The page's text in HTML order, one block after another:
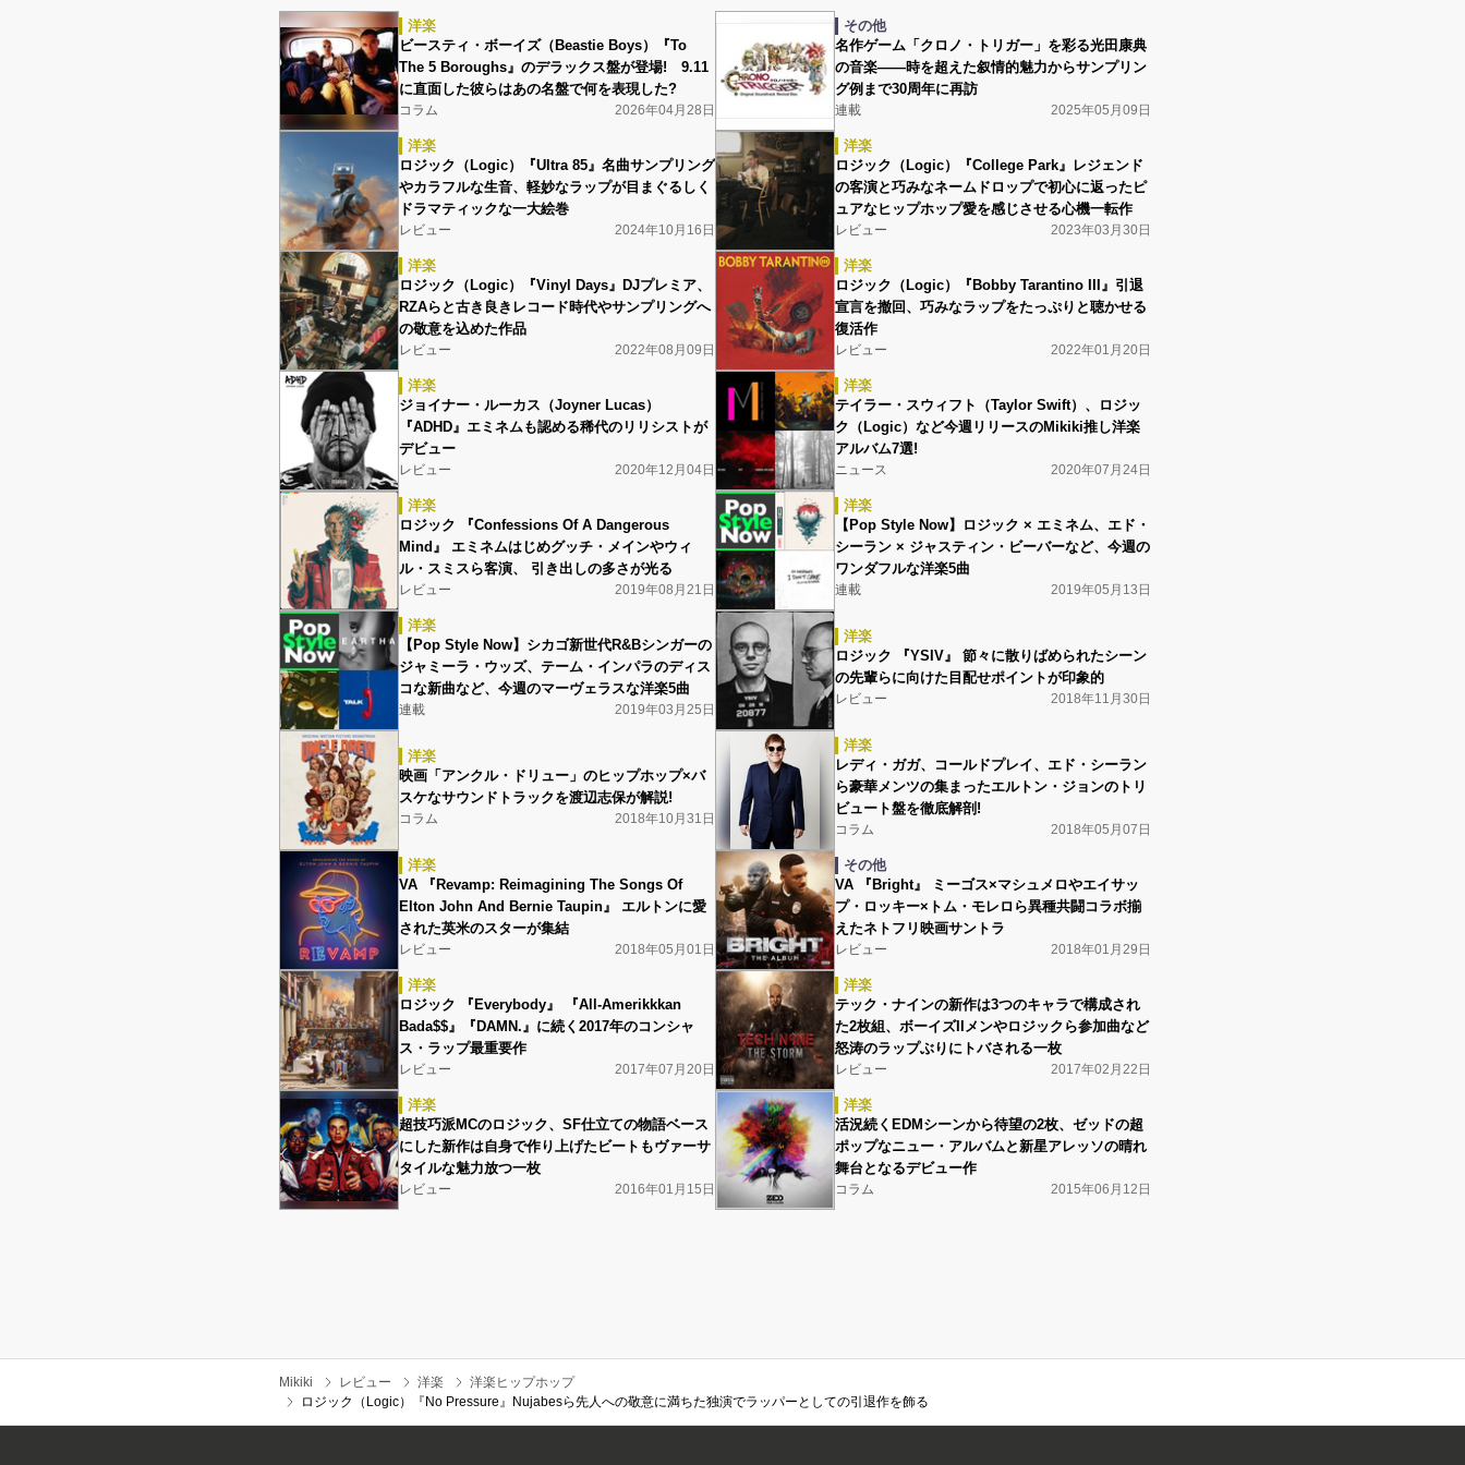
洋楽
ビースティ・ボーイズ（Beastie Boys）『To
The 5 Boroughs』のデラックス盤が登場! 9.11
に直面した彼らはあの名盤で何を表現した?
コラム 2026年04月28日
その他
名作ゲーム「クロノ・トリガー」を彩る光田康典
の音楽――時を超えた叙情的魅力からサンプリン
グ例まで30周年に再訪
連載 2025年05月09日
洋楽
ロジック（Logic）『Ultra 85』名曲サンプリング
やカラフルな生音、軽妙なラップが目まぐるしく
ドラマティックな一大絵巻
レビュー 2024年10月16日
洋楽
ロジック（Logic）『College Park』レジェンド
の客演と巧みなネームドロップで初心に返ったピ
ュアなヒップホップ愛を感じさせる心機一転作
レビュー 2023年03月30日
洋楽
ロジック（Logic）『Vinyl Days』DJプレミア、
RZAらと古き良きレコード時代やサンプリングへ
の敬意を込めた作品
レビュー 2022年08月09日
洋楽
ロジック（Logic）『Bobby Tarantino III』引退
宣言を撤回、巧みなラップをたっぷりと聴かせる
復活作
レビュー 2022年01月20日
洋楽
ジョイナー・ルーカス（Joyner Lucas）
『ADHD』エミネムも認める稀代のリリシストが
デビュー
レビュー 2020年12月04日
洋楽
テイラー・スウィフト（Taylor Swift）、ロジッ
ク（Logic）など今週リリースのMikiki推し洋楽
アルバム7選!
ニュース 2020年07月24日
洋楽
ロジック 『Confessions Of A Dangerous
Mind』 エミネムはじめグッチ・メインやウィ
ル・スミスら客演、 引き出しの多さが光る
レビュー 2019年08月21日
洋楽
【Pop Style Now】ロジック × エミネム、エド・
シーラン × ジャスティン・ビーバーなど、今週の
ワンダフルな洋楽5曲
連載 2019年05月13日
洋楽
【Pop Style Now】シカゴ新世代R&Bシンガーの
ジャミーラ・ウッズ、テーム・インパラのディス
コな新曲など、今週のマーヴェラスな洋楽5曲
連載 2019年03月25日
洋楽
ロジック 『YSIV』 節々に散りばめられたシーン
の先輩らに向けた目配せポイントが印象的
レビュー 2018年11月30日
洋楽
映画「アンクル・ドリュー」のヒップホップ×バ
スケなサウンドトラックを渡辺志保が解説!
コラム 2018年10月31日
洋楽
レディ・ガガ、コールドプレイ、エド・シーラン
ら豪華メンツの集まったエルトン・ジョンのトリ
ビュート盤を徹底解剖!
コラム 2018年05月07日
洋楽
VA 『Revamp: Reimagining The Songs Of
Elton John And Bernie Taupin』 エルトンに愛
された英米のスターが集結
レビュー 2018年05月01日
その他
VA 『Bright』 ミーゴス×マシュメロやエイサッ
プ・ロッキー×トム・モレロら異種共闘コラボ揃
えたネトフリ映画サントラ
レビュー 2018年01月29日
洋楽
ロジック 『Everybody』 『All-Amerikkkan
Bada$$』『DAMN.』に続く2017年のコンシャ
ス・ラップ最重要作
レビュー 2017年07月20日
洋楽
テック・ナインの新作は3つのキャラで構成され
た2枚組、ボーイズIIメンやロジックら参加曲など
怒涛のラップぶりにトバされる一枚
レビュー 2017年02月22日
洋楽
超技巧派MCのロジック、SF仕立ての物語ベース
にした新作は自身で作り上げたビートもヴァーサ
タイルな魅力放つ一枚
レビュー 2016年01月15日
洋楽
活況続くEDMシーンから待望の2枚、ゼッドの超
ポップなニュー・アルバムと新星アレッソの晴れ
舞台となるデビュー作
コラム 2015年06月12日
Mikiki レビュー 洋楽
洋楽ヒップホップ
ロジック（Logic）『No Pressure』Nujabesら先人への敬意に満ちた独演でラッパーとしての引退作を飾る